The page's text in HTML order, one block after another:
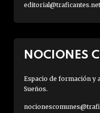
editorial@traficantes.net
NOCIONES
Espacio de formación y
Sueños.